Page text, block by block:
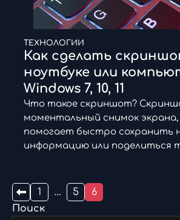
ТЕХНОЛОГИИ
Как сделать
ноутбуке или
Windows 7, 10, 11
Что такое скриншот?
моментальный снимок экрана,
помогает быстро сохранить
информацию или поделиться
Пагинация
1 … 5
6
Поиск